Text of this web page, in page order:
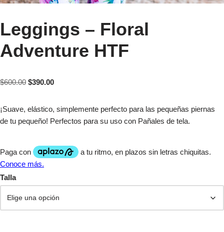
Leggings – Floral
Adventure HTF
$600.00 $390.00
¡Suave, elástico, simplemente perfecto para las pequeñas piernas
de tu pequeño! Perfectos para su uso con Pañales de tela.
Talla